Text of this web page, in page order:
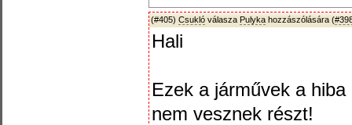
(#405) Csukló válasza Pulyka hozzászólására (
Hali
Ezek a járművek a
nem vesznek részt!